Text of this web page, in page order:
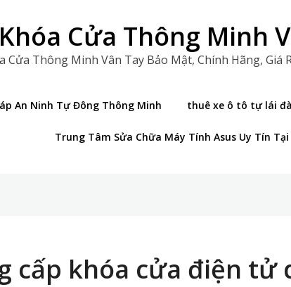
Khóa Cửa Thông Minh
Cửa Thông Minh Vân Tay Bảo Mật, Chính Hãng, Giá
An Ninh Tự Đông Thông Minh thuê xe ô tô tự lái
Trung Tâm Sửa Chữa Máy Tính Asus Uy Tín Tại
cấp khóa cửa điện tử